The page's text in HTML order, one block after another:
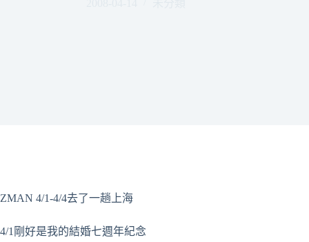
ZMAN 4/1-4/4去了一趟上海
4/1剛好是我的結婚七週年紀念